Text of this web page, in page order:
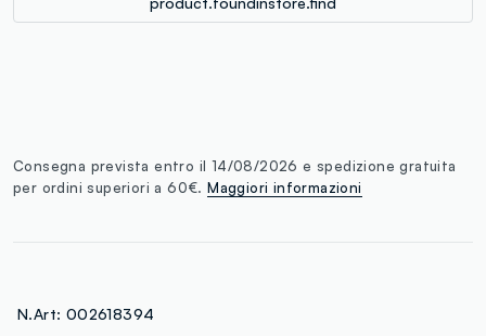
Consegna prevista entro il 14/08/2026 e spedizione gratuita
per ordini superiori a 60€.Maggiori informazioni
N.Art: 002618394